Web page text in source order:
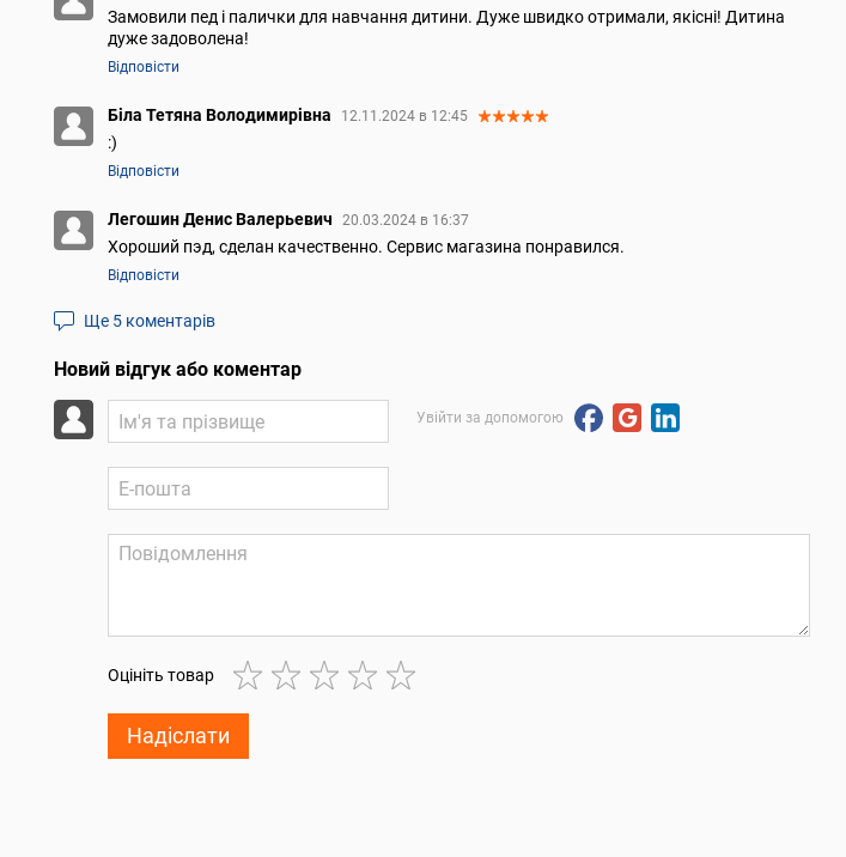
Замовили пед і палички для навчання дитини. Дуже швидко отримали, якісні! Дитина
дуже задоволена!
Відповісти
Біла Тетяна Володимирівна 12.11.2024 в 12:45
:)
Відповісти
Легошин Денис Валерьевич 20.03.2024 в 16:37
Хороший пэд, сделан качественно. Сервис магазина понравился.
Відповісти
Ще 5 коментарів
Новий відгук або коментар
Увійти за допомогою
Оцініть товар
Надіслати